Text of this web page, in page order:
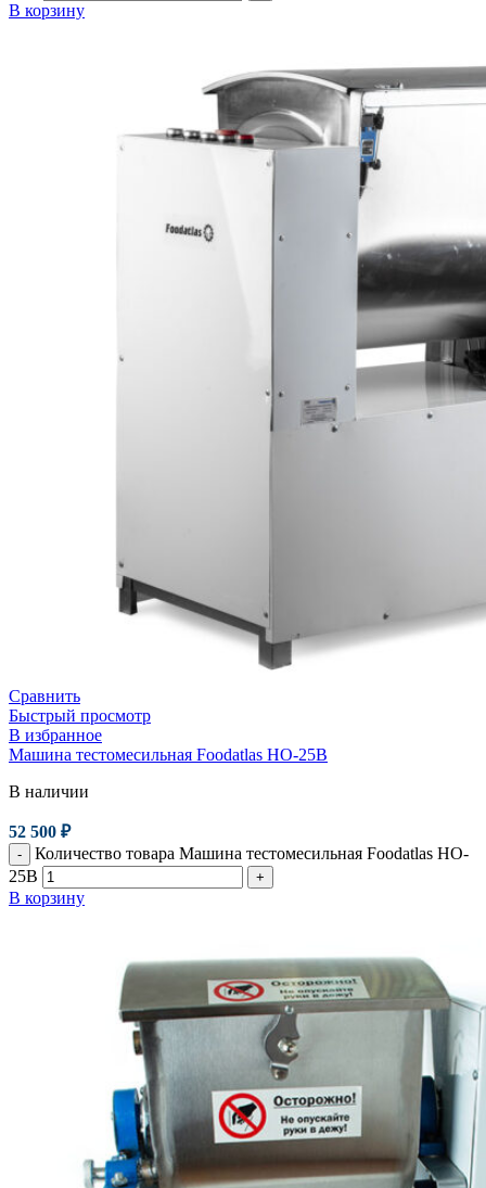
В корзину
Сравнить
Быстрый просмотр
В избранное
Машина тестомесильная Foodatlas HO-25B
В наличии
52 500 ₽
-
Количество товара Машина тестомесильная Foodatlas HO-
25B
+
В корзину